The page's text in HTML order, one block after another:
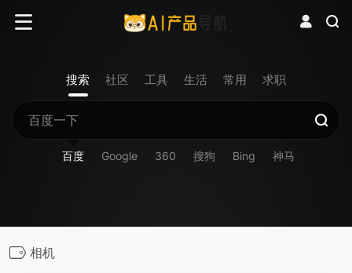
搜索 社区 工具 生活 常用 求职
百度 Google 360 搜狗 Bing 神马
相机